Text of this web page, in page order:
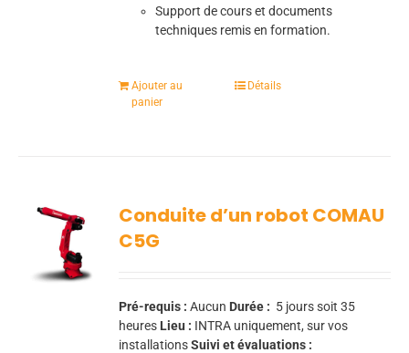
Support de cours et documents
techniques remis en formation.
Ajouter au
panier
Détails
Conduite d’un robot COMAU
C5G
Pré-requis : Aucun Durée : 5 jours soit 35
heures Lieu : INTRA uniquement, sur vos
installationsSuivi et évaluations :